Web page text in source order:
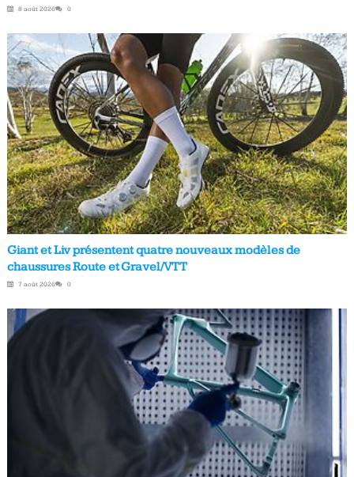
8 août 2026 0
Giant et Liv présentent quatre nouveaux modèles de
chaussures Route et Gravel/VTT
7 août 2026 0